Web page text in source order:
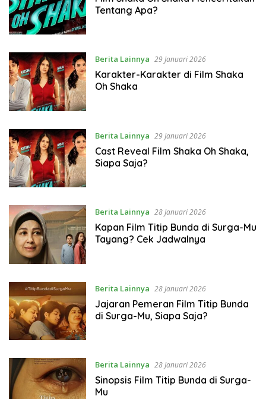
Tentang Apa?
Berita Lainnya 29 Januari 2026
Karakter-Karakter di Film Shaka
Oh Shaka
Berita Lainnya 29 Januari 2026
Cast Reveal Film Shaka Oh Shaka,
Siapa Saja?
Berita Lainnya 28 Januari 2026
Kapan Film Titip Bunda di Surga-Mu
Tayang? Cek Jadwalnya
Berita Lainnya 28 Januari 2026
Jajaran Pemeran Film Titip Bunda
di Surga-Mu, Siapa Saja?
Berita Lainnya 28 Januari 2026
Sinopsis Film Titip Bunda di Surga-
Mu